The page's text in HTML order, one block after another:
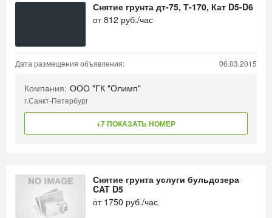
Снятие грунта дт-75, Т-170, Кат D5-D6
от812 руб./час
Дата размещения объявления: 06.03.2015
Компания: ООО "ГК "Олимп"
г.Санкт-Петербург
+7 ПОКАЗАТЬ НОМЕР
Снятие грунта услуги бульдозера
CAT D5
от 1750 руб./час